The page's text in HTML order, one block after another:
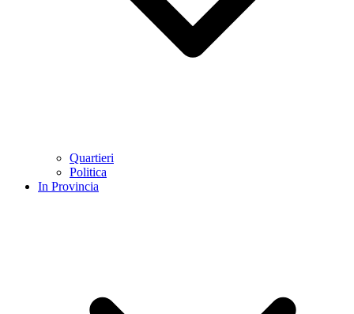
Quartieri
Politica
In Provincia